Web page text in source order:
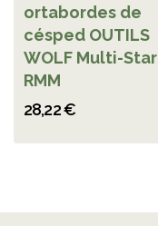
ortabordes de
césped OUTILS
WOLF Multi-Star
RMM
28,22 €